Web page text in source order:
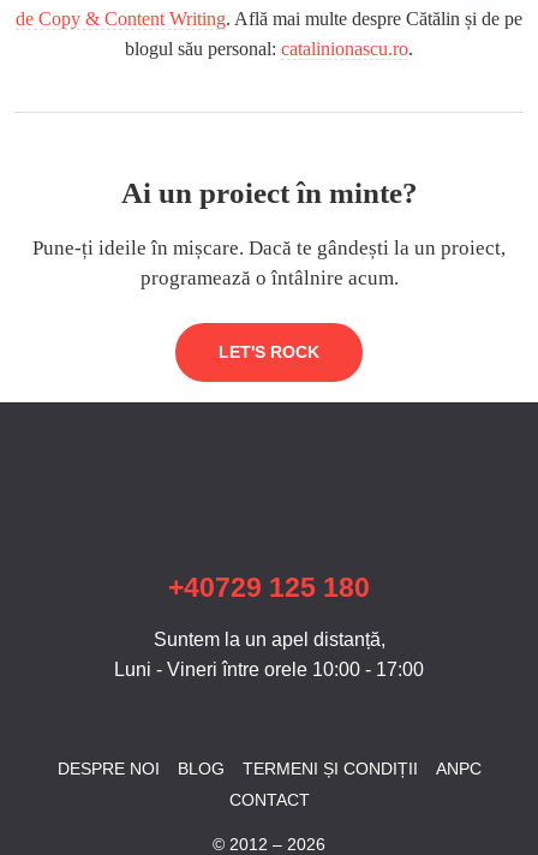
de Copy & Content Writing. Află mai multe despre Cătălin și de pe
blogul său personal: catalinionascu.ro.
Ai un proiect în minte?
Pune-ți ideile în mișcare. Dacă te gândești la un proiect,
programează o întâlnire acum.
LET'S ROCK
+40729 125 180
Suntem la un apel distanță,
Luni - Vineri între orele 10:00 - 17:00
DESPRE NOI BLOG TERMENI ȘI CONDIȚII
ANPC
CONTACT
© 2012 – 2026